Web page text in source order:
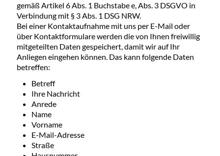
gemäß Artikel 6 Abs. 1 Buchstabe e, Abs. 3 DSGVO in
Verbindung mit § 3 Abs. 1 DSG NRW.
Bei einer Kontaktaufnahme mit uns per E-Mail oder
über Kontaktformulare werden die von Ihnen freiwillig
mitgeteilten Daten gespeichert, damit wir auf Ihr
Anliegen eingehen können. Das kann folgende Daten
betreffen:
Betreff
Ihre Nachricht
Anrede
Name
Vorname
E-Mail-Adresse
Straße